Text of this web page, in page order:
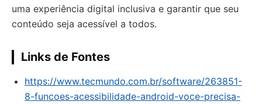
uma experiência digital inclusiva e garantir que seu
conteúdo seja acessível a todos.
Links de Fontes
https://www.tecmundo.com.br/software/263851-
8-funcoes-acessibilidade-android-voce-precisa-